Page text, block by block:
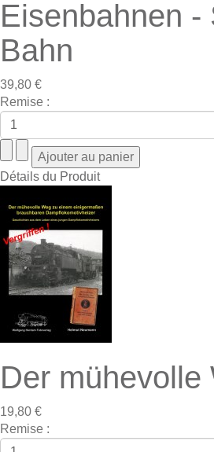
Eisenbahnen -
Bahn
39,80 €
Remise :
Détails du Produit
Der mühevolle
19,80 €
Remise :